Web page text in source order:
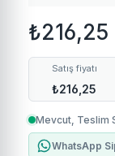
₺216,25
Satış fiyatı
₺216,25
Mevcut, Teslim
WhatsApp